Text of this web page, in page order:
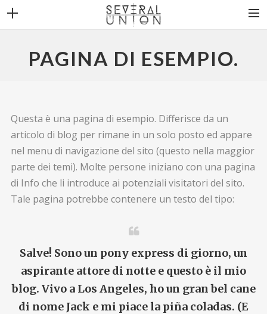
CONTACT
PAGINA DI ESEMPIO.
Questa è una pagina di esempio. Differisce da un
articolo di blog per rimane in un solo posto ed appare
nel menu di navigazione del sito (questo nella maggior
parte dei temi). Molte persone iniziano con una pagina
di Info che li introduce ai potenziali visitatori del sito.
Tale pagina potrebbe contenere un testo del tipo:
Salve! Sono un pony express di giorno, un
aspirante attore di notte e questo è il mio
blog. Vivo a Los Angeles, ho un gran bel cane
di nome Jack e mi piace la piña coladas. (E